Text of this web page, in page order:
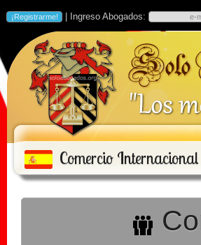
| Ingreso Abogados:
Comercio